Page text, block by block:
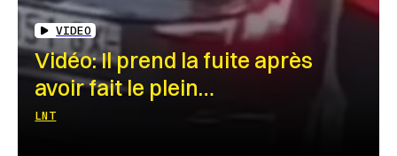
VIDEO
Vidéo: Il prend la fuite après
avoir fait le plein…
LNT